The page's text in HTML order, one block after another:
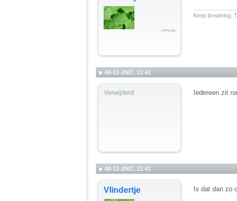
Keep breathing.
08-12-2007, 11:41
Verwijderd Iedereen zit
08-12-2007, 11:41
Vlindertje
Is dat dan zo